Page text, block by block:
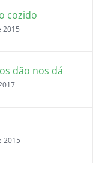
cozido
2015
dão nos dá
2015